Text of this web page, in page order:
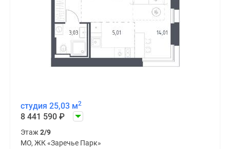
студия 25,03 м2
8 441 590 ₽
Этаж 2/9
МО, ЖК «Заречье Парк»